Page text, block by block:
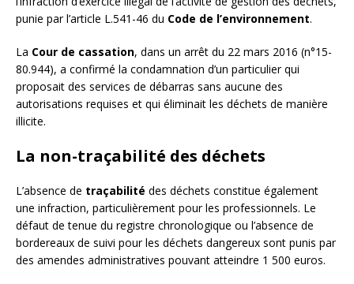
punie par l’article L.541-46 du Code de l’environnement.
La Cour de cassation, dans un arrêt du 22 mars 2016 (n°15-
80.944), a confirmé la condamnation d’un particulier qui
proposait des services de débarras sans aucune des
autorisations requises et qui éliminait les déchets de manière
illicite.
La non-traçabilité des déchets
L’absence de traçabilité des déchets constitue également
une infraction, particulièrement pour les professionnels. Le
défaut de tenue du registre chronologique ou l’absence de
bordereaux de suivi pour les déchets dangereux sont punis par
des amendes administratives pouvant atteindre 1 500 euros.